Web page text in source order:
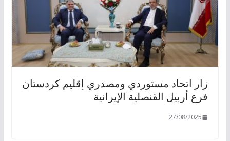
زار اتحاد مستوردي ومصدري إقليم كردستان
فرع أربيل القنصلية الإيرانية
27/08/2025